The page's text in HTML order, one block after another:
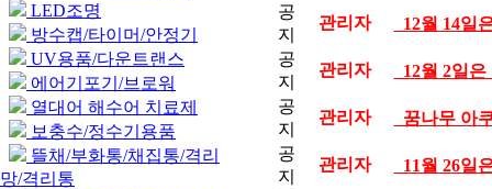
LED조명
방수캡/타이머/안정기
UV용품/다운트랜스
에어기포기/브로워
열대어 해수어 치료제
보충수/정수기용품
뜰채/부화통/채집통/격리
망/격리통
공
지
관리자
12월 14일
공
지
관리자
12월 2일
공
지
관리자
꿈나무 아
공
지
관리자
11월 26일